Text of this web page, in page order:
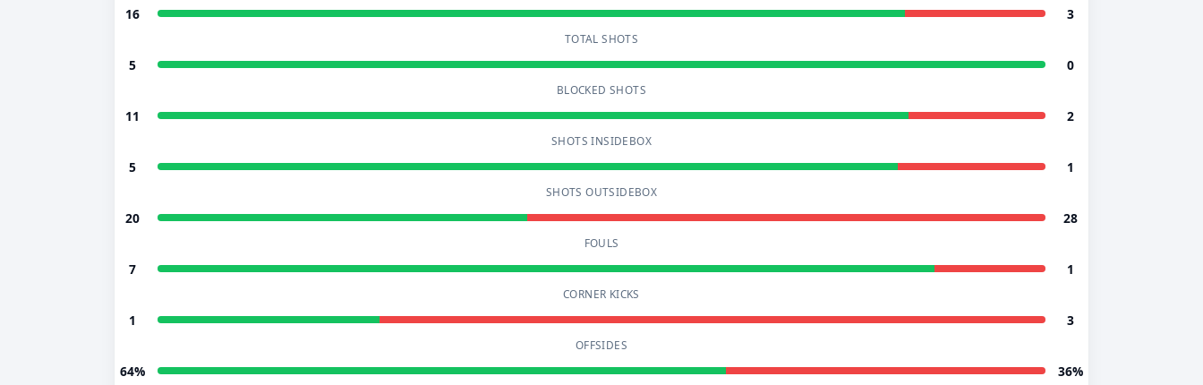
16 3
TOTAL SHOTS
5 0
BLOCKED SHOTS
11 2
SHOTS INSIDEBOX
5 1
SHOTS OUTSIDEBOX
20 28
FOULS
7 1
CORNER KICKS
1 3
OFFSIDES
64% 36%